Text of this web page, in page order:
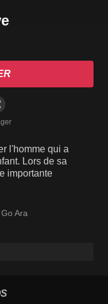
l'homme qui a
Lors de sa
importante
Go Ara